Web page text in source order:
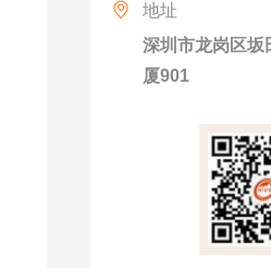
地址
深圳市龙岗区坂
厦901